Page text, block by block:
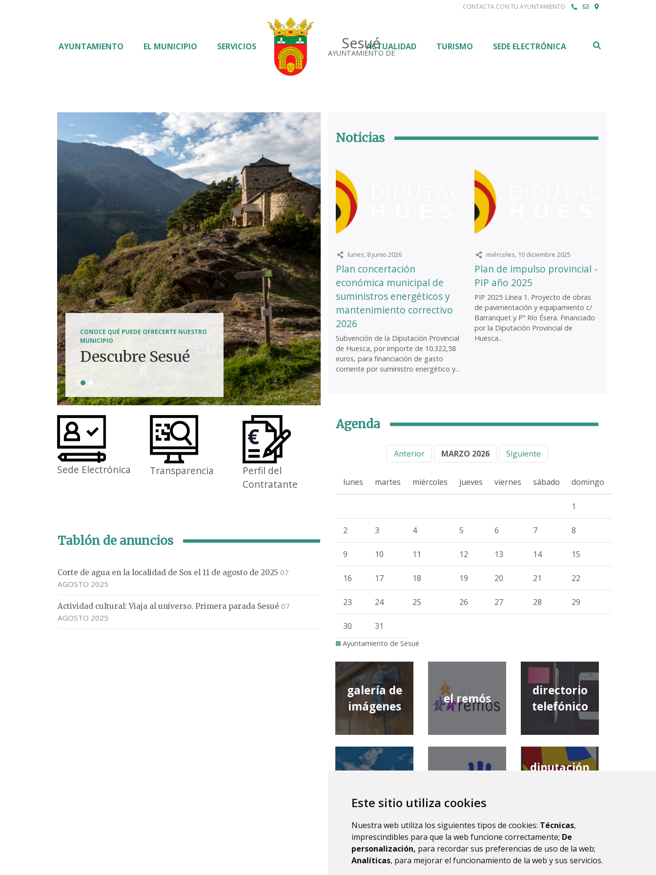
Este sitio utiliza cookies
Nuestra web utiliza los siguientes tipos de cookies: Técnicas,
imprescindibles para que la web funcione correctamente; De
personalización, para recordar sus preferencias de uso de la web;
Analíticas, para mejorar el funcionamiento de la web y sus servicios.
CONTACTA CON TU AYUNTAMIENTO
Sesué
AYUNTAMIENTO DE
AYUNTAMIENTO EL MUNICIPIO SERVICIOS ACTUALIDAD TURISMO SEDE ELECTRÓNICA
CONOCE QUÉ PUEDE OFRECERTE NUESTRO
MUNICIPIO
Descubre Sesué
Tierra de
aventuras
Sede Electrónica Transparencia
Perfil del
Contratante
Tablón de anuncios
Corte de agua en la localidad de Sos el 11 de agosto de 2025 07
AGOSTO 2025
Actividad cultural: Viaja al universo. Primera parada Sesué 07
AGOSTO 2025
Noticias
lunes, 8 junio 2026
Plan concertación
económica municipal de
suministros energéticos y
mantenimiento correctivo
2026
Subvención de la Diputación Provincial
de Huesca, por importe de 10.322,58
euros, para financiación de gasto
corriente por suministro energético y...
miércoles, 10 diciembre 2025
Plan de impulso provincial -
PIP año 2025
PIP 2025 Línea 1. Proyecto de obras
de pavimentación y equipamiento c/
Barranquet y Pº Río Ésera. Financiado
por la Diputación Provincial de
Huesca...
Agenda
Anterior MARZO 2026 Siguiente
lunes martes miércoles jueves viernes sábado domingo
1
2 3 4 5 6 7 8
9 10 11 12 13 14 15
16 17 18 19 20 21 22
23 24 25 26 27 28 29
30 31
Ayuntamiento de Sesué
galería de
imágenes
el remós
directorio
telefónico
qué tiempo
comarca de
diputación